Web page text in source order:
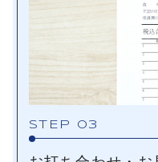
STEP 03